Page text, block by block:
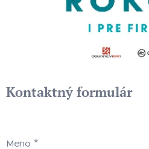
Kontaktný formulár
Meno